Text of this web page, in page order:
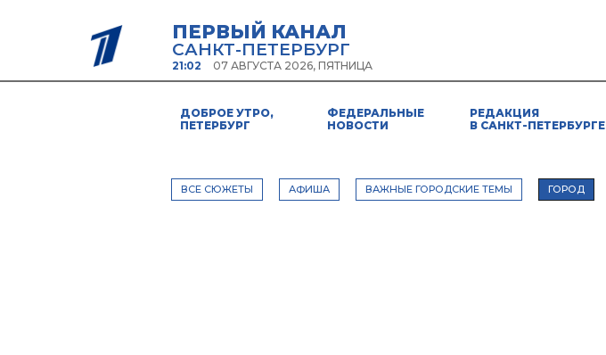
ПЕРВЫЙ КАНАЛ
САНКТ-ПЕТЕРБУРГ
21:02 07 АВГУСТА 2026, ПЯТНИЦА
ДОБРОЕ УТРО,
ПЕТЕРБУРГ
ФЕДЕРАЛЬНЫЕ
НОВОСТИ
РЕДАКЦИЯ
В САНКТ-ПЕТЕРБУРГЕ
ВСЕ СЮЖЕТЫ АФИША ВАЖНЫЕ ГОРОДСКИЕ ТЕМЫ ГОРОД